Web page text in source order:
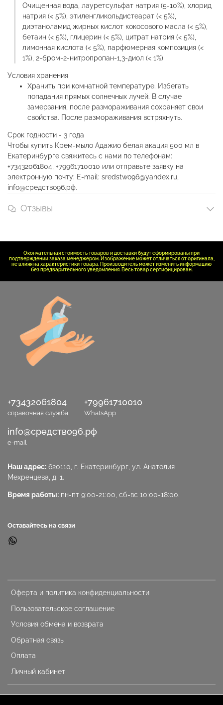
Очищенная вода, лауретсульфат натрия (5-10%), хлорид
натрия (< 5%), этиленгликольдистеарат (< 5%),
диэтаноламид жирных кислот кокосового масла (< 5%),
бетаин (< 5%), глицерин (< 5%), цитрат натрия (< 5%),
лимонная кислота (< 5%), парфюмерная композиция (<
1%), 2-бром-2-нитропропан-1,3-диол (< 1%)
Условия хранения
Хранить при комнатной температуре. Избегать
попадания прямых солнечных лучей. В случае
замерзания, после размораживания сохраняет свои
свойства. После размораживания встряхнуть.
Срок годности - 3 года
Чтобы купить Крем-мыло Адажио белая акация 500 мл в
Екатеринбурге свяжитесь с нами по телефонам:
+73432061804, +79961710010 или отправьте заявку на
электронную почту: E-mail: sredstwo96@yandex.ru,
info@средство96.рф.
Отзывы
Окончательная стоимость товаров и доставки будут сформированы при
подтверждении заказа менеджером. Изображение может отличаться от оригинала,
не влияя на характеристики товара. Производитель может изменить информацию
без предварительного уведомления. Весь товар сертифицирован.
Оферта и политика конфиденциальности
Пользовательское соглашение
Условия обмена и возврата
Обратная связь
Оплата
Личный кабинет
+73432061804
справочная служба
+79961710010
WhatsApp
info@средство96.рф
e-mail
Наш адрес: 620110, г. Екатеринбург, ул. Анатолия
Мехренцева, д. 1.
Время работы: пн-пт 9:00-21:00, сб-вс 10:00-18:00.
Оставайтесь на связи